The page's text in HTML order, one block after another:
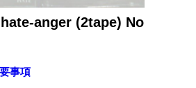
anger (2tape) No
事項